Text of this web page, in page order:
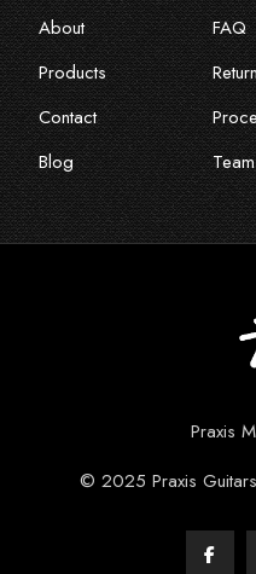
About
Products
Contact
Blog
FAQ
Team
Praxis
© 2025 Praxis